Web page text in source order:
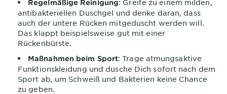
Regelmäßige Reinigung: Greife zu einem milden,
antibakteriellen Duschgel und denke daran, dass
auch der untere Rücken mitgeduscht werden will.
Das klappt beispielsweise gut mit einer
Rückenbürste.
Maßnahmen beim Sport: Trage atmungsaktive
Funktionskleidung und dusche Dich sofort nach dem
Sport ab, um Schweiß und Bakterien keine Chance
zu geben.